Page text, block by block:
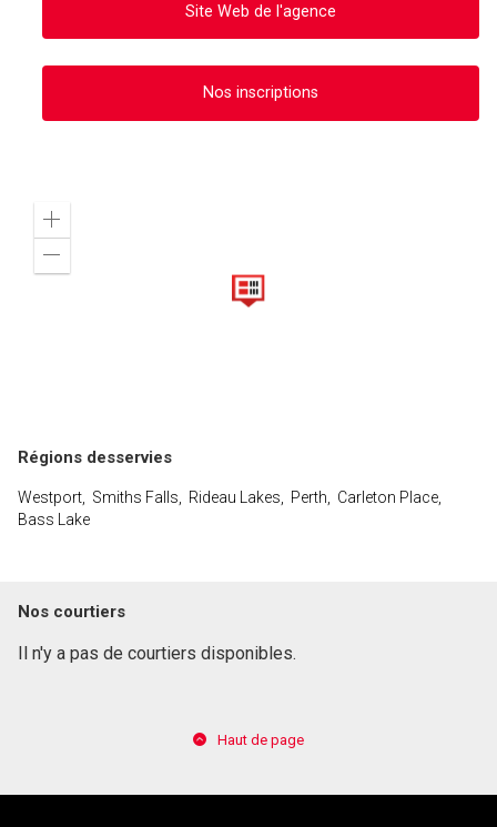
Site Web de l'agence
Nos inscriptions
Zoom
Régions desservies
Westport, Smiths Falls, Rideau Lakes, Perth, Carleton Place,
Bass Lake
Nos courtiers
Il n'y a pas de courtiers disponibles.
Haut de page